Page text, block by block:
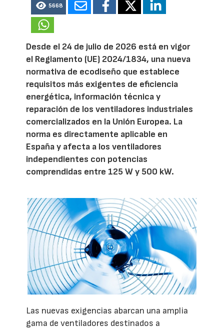
5668
Desde el 24 de julio de 2026 está en vigor
el Reglamento (UE) 2024/1834, una nueva
normativa de ecodiseño que establece
requisitos más exigentes de eficiencia
energética, información técnica y
reparación de los ventiladores industriales
comercializados en la Unión Europea. La
norma es directamente aplicable en
España y afecta a los ventiladores
independientes con potencias
comprendidas entre 125 W y 500 kW.
Las nuevas exigencias abarcan una amplia
gama de ventiladores destinados a